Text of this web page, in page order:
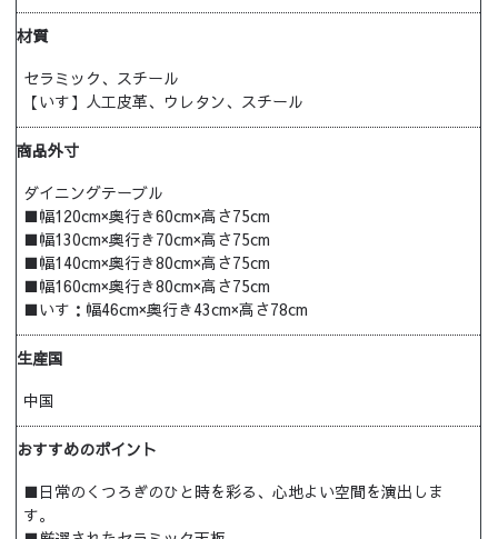
材質
セラミック、スチール
【いす】人工皮革、ウレタン、スチール
商品外寸
ダイニングテーブル
■幅120cm×奥行き60cm×高さ75cm
■幅130cm×奥行き70cm×高さ75cm
■幅140cm×奥行き80cm×高さ75cm
■幅160cm×奥行き80cm×高さ75cm
■いす：幅46cm×奥行き43cm×高さ78cm
生産国
中国
おすすめのポイント
■日常のくつろぎのひと時を彩る、心地よい空間を演出しま
す。